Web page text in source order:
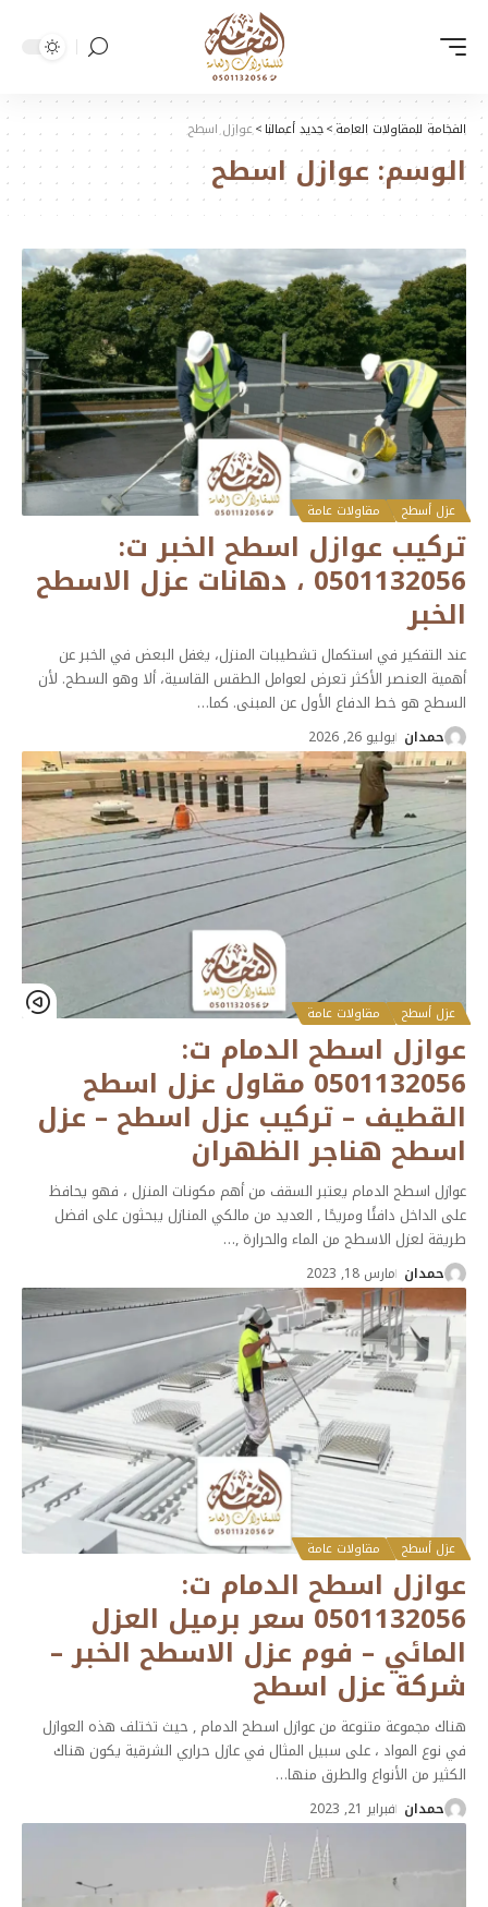
الفخامة للمقاولات العامة>جديد أعمالنا>عوازل اسطح
الوسم: عوازل اسطح
عزل أسطح مقاولات عامة
تركيب عوازل اسطح الخبر ت:
0501132056 ، دهانات عزل الاسطح
الخبر
عند التفكير في استكمال تشطيبات المنزل، يغفل البعض في الخبر عن
أهمية العنصر الأكثر تعرض لعوامل الطقس القاسية، ألا وهو السطح. لأن
السطح هو خط الدفاع الأول عن المبنى. كما…
حمدان يوليو 26, 2026
عزل أسطح مقاولات عامة
عوازل اسطح الدمام ت:
0501132056 مقاول عزل اسطح
القطيف – تركيب عزل اسطح – عزل
اسطح هناجر الظهران
عوازل اسطح الدمام يعتبر السقف من أهم مكونات المنزل ، فهو يحافظ
على الداخل دافئًا ومريحًا , العديد من مالكي المنازل يبحثون على افضل
طريقة لعزل الاسطح من الماء والحرارة ,…
حمدان مارس 18, 2023
عزل أسطح مقاولات عامة
عوازل اسطح الدمام ت:
0501132056 سعر برميل العزل
المائي – فوم عزل الاسطح الخبر –
شركة عزل اسطح
هناك مجموعة متنوعة من عوازل اسطح الدمام , حيث تختلف هذه العوازل
في نوع المواد ، على سبيل المثال في عازل حراري الشرقية يكون هناك
الكثير من الأنواع والطرق منها…
حمدان فبراير 21, 2023